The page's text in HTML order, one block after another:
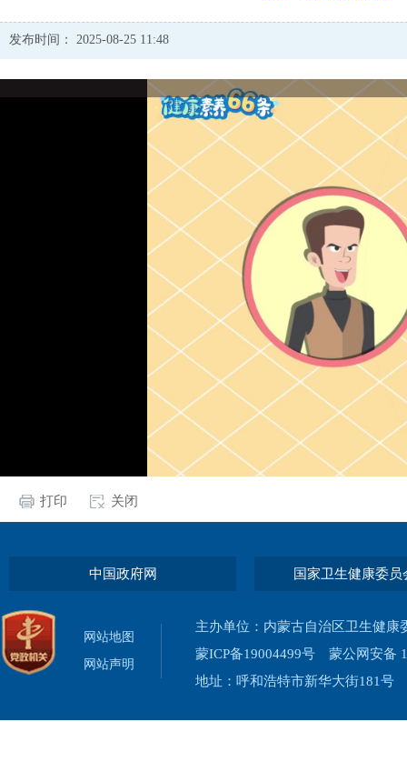
发布时间： 2025-08-25 11:48
打印 关闭
中国政府网 国家卫生健康委员
网站地图
网站声明
主办单位：内蒙古自治区卫生健
蒙ICP备19004499号
蒙公网安备
地址：呼和浩特市新华大街181